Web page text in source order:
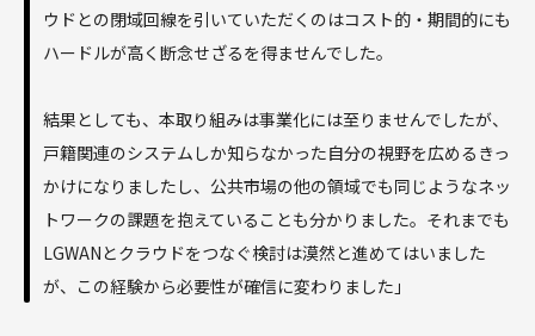
ウドとの閉域回線を引いていただくのはコスト的・期間的にも
ハードルが高く断念せざるを得ませんでした。
結果としても、本取り組みは事業化には至りませんでしたが、
戸籍関連のシステムしか知らなかった自分の視野を広めるきっ
かけになりましたし、公共市場の他の領域でも同じようなネッ
トワークの課題を抱えていることも分かりました。それまでも
LGWANとクラウドをつなぐ検討は漠然と進めてはいました
が、この経験から必要性が確信に変わりました」